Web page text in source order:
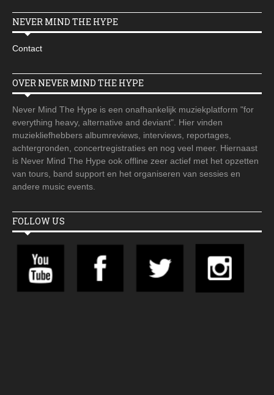
NEVER MIND THE HYPE
Contact
OVER NEVER MIND THE HYPE
Never Mind The Hype is een onafhankelijk muziekplatform "for
everything heavy, alternative and deviant". Hier vinden
muziekliefhebbers albumreviews, interviews, reportages,
achtergronden, concertregistraties en nog veel meer. Hiernaast
is Never Mind The Hype ook offline zeer actief met het opzetten
van tours, band support en het organiseren van sessies en
andere music events.
FOLLOW US